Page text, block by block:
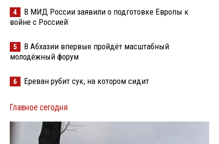
4
В МИД России заявили о подготовке Европы к
войне с Россией
5
В Абхазии впервые пройдёт масштабный
молодёжный форум
6 Ереван рубит сук, на котором сидит
Главное сегодня